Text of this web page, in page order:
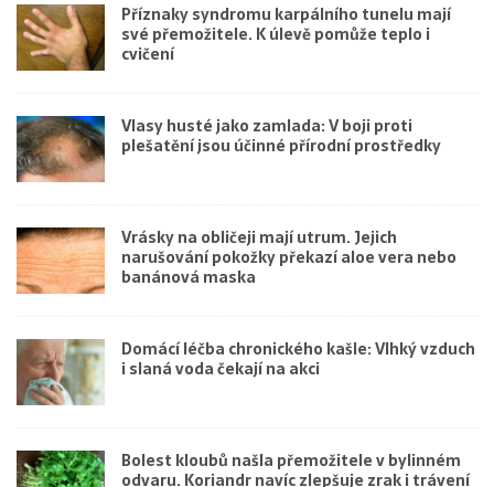
Příznaky syndromu karpálního tunelu mají
své přemožitele. K úlevě pomůže teplo i
cvičení
Vlasy husté jako zamlada: V boji proti
plešatění jsou účinné přírodní prostředky
Vrásky na obličeji mají utrum. Jejich
narušování pokožky překazí aloe vera nebo
banánová maska
Domácí léčba chronického kašle: Vlhký vzduch
i slaná voda čekají na akci
Bolest kloubů našla přemožitele v bylinném
odvaru. Koriandr navíc zlepšuje zrak i trávení